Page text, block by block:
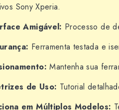
Sony Xperia.
Amigável: Processo de
Ferramenta testada e
Mantenha sua
de Uso: Tutorial
em Múltiplos Modelos: